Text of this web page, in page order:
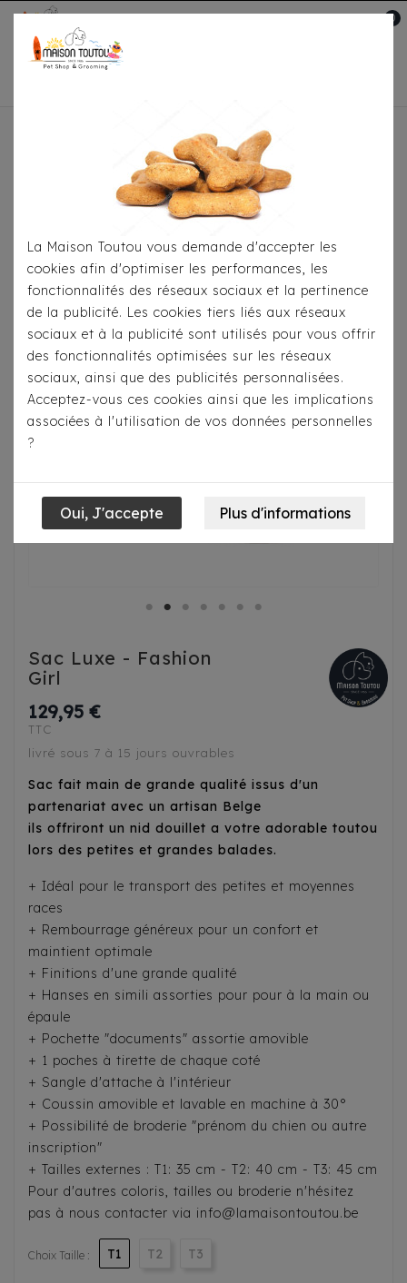
0
Toutou® Handmade Les Sacs
Luxe - Fashion Girl
Sac Luxe - Fashion
Girl
129,95 €
TTC
livré sous 7 à 15 jours ouvrables
Sac fait main de grande qualité issus d'un
partenariat avec un artisan Belge
ils offriront un nid douillet a votre adorable toutou
lors des petites et grandes balades.
+ Idéal pour le transport des petites et moyennes
races
+ Rembourrage généreux pour un confort et
maintient optimale
+ Finitions d'une grande qualité
+ Hanses en simili assorties pour pour à la main ou
épaule
+ Pochette "documents" assortie amovible
+ 1 poches à tirette de chaque coté
+ Sangle d'attache à l'intérieur
+ Coussin amovible et lavable en machine à 30°
+ Possibilité de broderie "prénom du chien ou autre
inscription"
+ Tailles externes : T1: 35 cm - T2: 40 cm - T3: 45 cm
Pour d'autres coloris, tailles ou broderie n'hésitez
pas à nous contacter via info@lamaisontoutou.be
Choix Taille : T1 T2 T3
La Maison Toutou vous demande d'accepter les
cookies afin d'optimiser les performances, les
fonctionnalités des réseaux sociaux et la pertinence
de la publicité. Les cookies tiers liés aux réseaux
sociaux et à la publicité sont utilisés pour vous offrir
des fonctionnalités optimisées sur les réseaux
sociaux, ainsi que des publicités personnalisées.
Acceptez-vous ces cookies ainsi que les implications
associées à l'utilisation de vos données personnelles
?